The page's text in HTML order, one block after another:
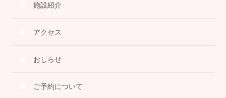
施設紹介
アクセス
おしらせ
ご予約について